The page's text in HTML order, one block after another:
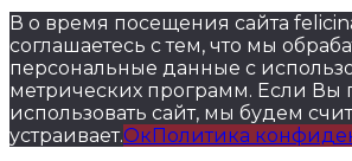
В о время посещения сайта
соглашаетесь с тем, что мы
персональные данные с
метрических программ. Если Вы
использовать сайт, мы будем
устраивает.ОкПолитика